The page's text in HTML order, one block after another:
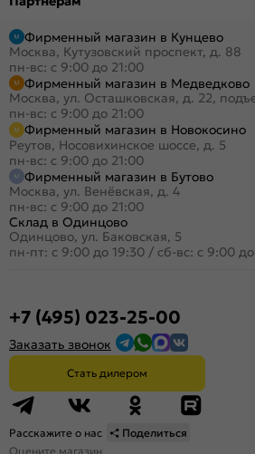
Фирменный магазин в Кунцево
Москва, Кутузовский проспект, д. 88
пн-вс: с 9:00 до 21:00
Фирменный магазин в Медведково
Москва, ул. Осташковская, д. 22,
пн-вс: с 9:00 до 21:00
Фирменный магазин в Новокосино
Реутов, Носовихинское шоссе, д. 5
пн-вс: с 9:00 до 21:00
Фирменный магазин в Бутово
Москва, ул. Венёвская, д. 4
пн-вс: с 9:00 до 21:00
Склад в Одинцово
Одинцово, ул. Баковская, 5
пн-пт: с 9:00 до 19:30 / сб-вс: с 9:00
+7 (495) 023-25-00
Заказать звонок
Стать дилером
Расскажите о нас
Поделиться
Оцените магазин